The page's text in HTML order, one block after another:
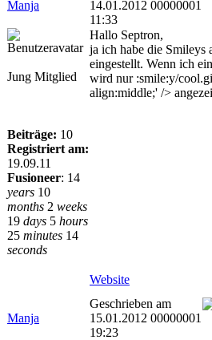
Manja
14.01.2012 00000001
11:33
Jung Mitglied
Beiträge: 10
Registriert am:
19.09.11
Fusioneer: 14
years 10
months 2 weeks
19 days 5 hours
25 minutes 14
seconds
Hallo Septron,
ja ich habe die Smileys
eingestellt. Wenn ich
wird nur :smile:y/
align:middle;' />
Website
Manja
Geschrieben am
15.01.2012 00000001
19:23